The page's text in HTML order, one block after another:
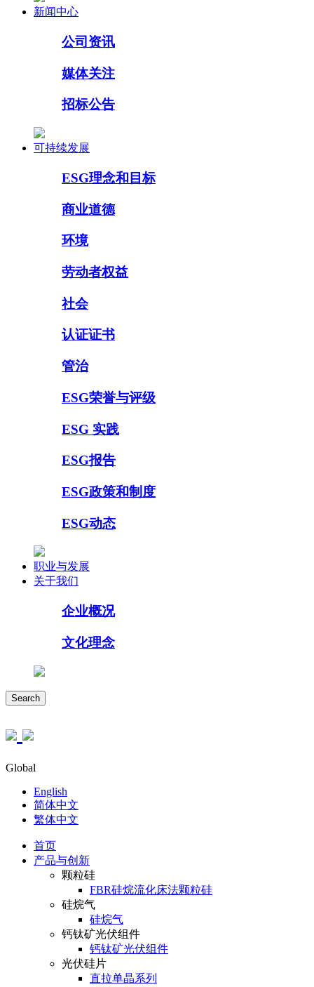
新闻中心
公司资讯
媒体关注
招标公告
可持续发展
ESG理念和目标
商业道德
环境
劳动者权益
社会
认证证书
管治
ESG荣誉与评级
ESG 实践
ESG报告
ESG政策和制度
ESG动态
职业与发展
关于我们
企业概况
文化理念
Search
Global
English
简体中文
繁体中文
首页
产品与创新
颗粒硅
FBR硅烷流化床法颗粒硅
硅烷气
硅烷气
钙钛矿光伏组件
钙钛矿光伏组件
光伏硅片
直拉单晶系列